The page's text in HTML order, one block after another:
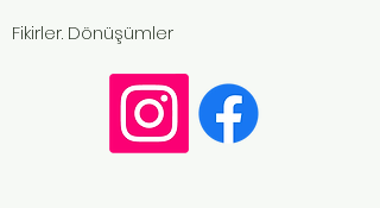
Fikirler. Dönüşümler